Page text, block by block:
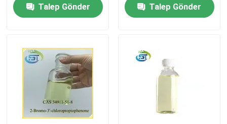
Ev
Hakkımızda
Talep Gönder
Talep Gönder